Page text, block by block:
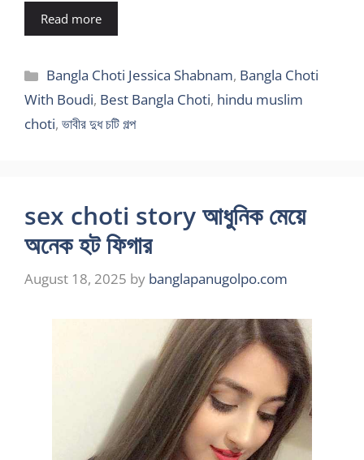
Read more
Categories
Bangla Choti Jessica Shabnam, Bangla Choti
With Boudi, Best Bangla Choti, hindu muslim
choti, ভাবীর দুধ চটি গল্প
sex choti story আধুনিক মেয়ে
অনেক হট ফিগার
August 18, 2025 by banglapanugolpo.com